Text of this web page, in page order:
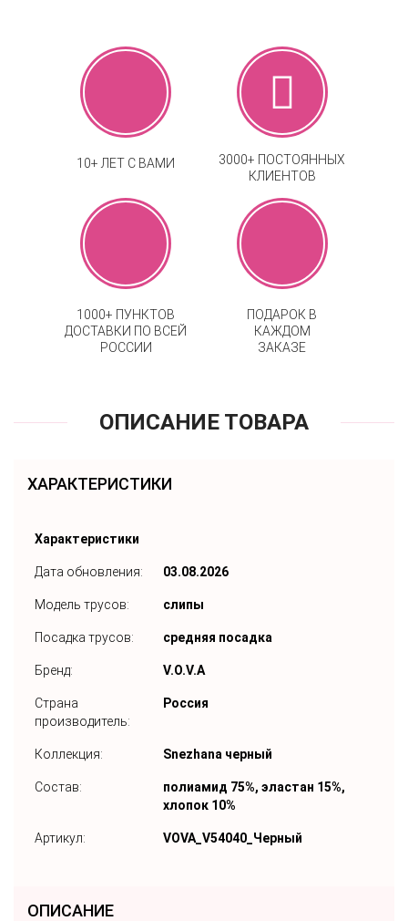
10+ ЛЕТ С ВАМИ
3000+ ПОСТОЯННЫХ
КЛИЕНТОВ
1000+ ПУНКТОВ
ДОСТАВКИ ПО ВСЕЙ
РОССИИ
ПОДАРОК В
КАЖДОМ
ЗАКАЗЕ
ОПИСАНИЕ ТОВАРА
ХАРАКТЕРИСТИКИ
Характеристики
Дата обновления: 03.08.2026
Модель трусов: слипы
Посадка трусов: средняя посадка
Бренд: V.O.V.A
Страна
производитель:
Россия
Коллекция: Snezhana черный
Состав:
полиамид 75%, эластан 15%,
хлопок 10%
Артикул: VOVA_V54040_Черный
ОПИСАНИЕ